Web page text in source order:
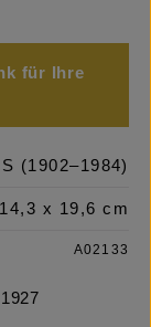
für Ihre
(1902–1984)
14,3 x 19,6 cm
A02133